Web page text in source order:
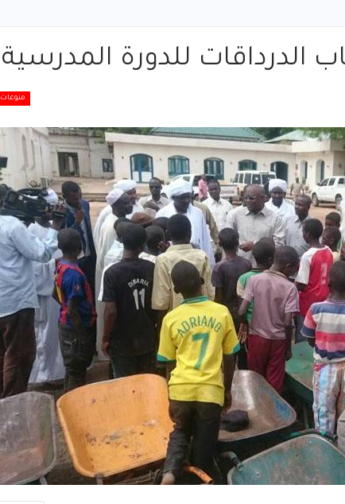
الدرداقات للدورة المدرسية
منوعات